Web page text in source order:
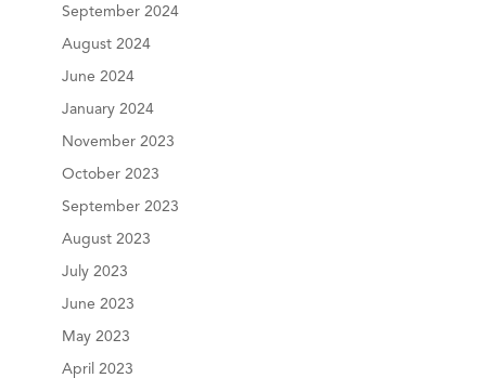
September 2024
August 2024
June 2024
January 2024
November 2023
October 2023
September 2023
August 2023
July 2023
June 2023
May 2023
April 2023